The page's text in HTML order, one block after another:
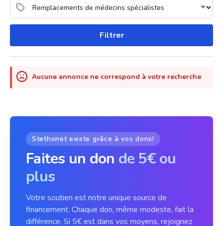
Filtrer
Aucune annonce ne correspond à votre recherche
Stethonet existe grâce à vos dons!
Faites un don de 5€ ou
plus
Votre soutien est notre unique source de
financement. Chaque don, même modeste, fait la
différence. Si 5€ est dans vos moyens, rejoignez